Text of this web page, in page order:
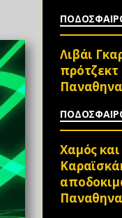
Λιβάι
πρότζεκτ
Χαμός